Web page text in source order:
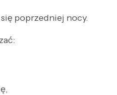
poprzedniej nocy.